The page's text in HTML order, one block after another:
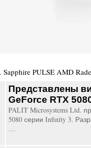
. Sapphire PULSE AMD
Представлены
GeForce RTX
PALIT Microsystems Ltd.
5080 серии Infinity 3.
…